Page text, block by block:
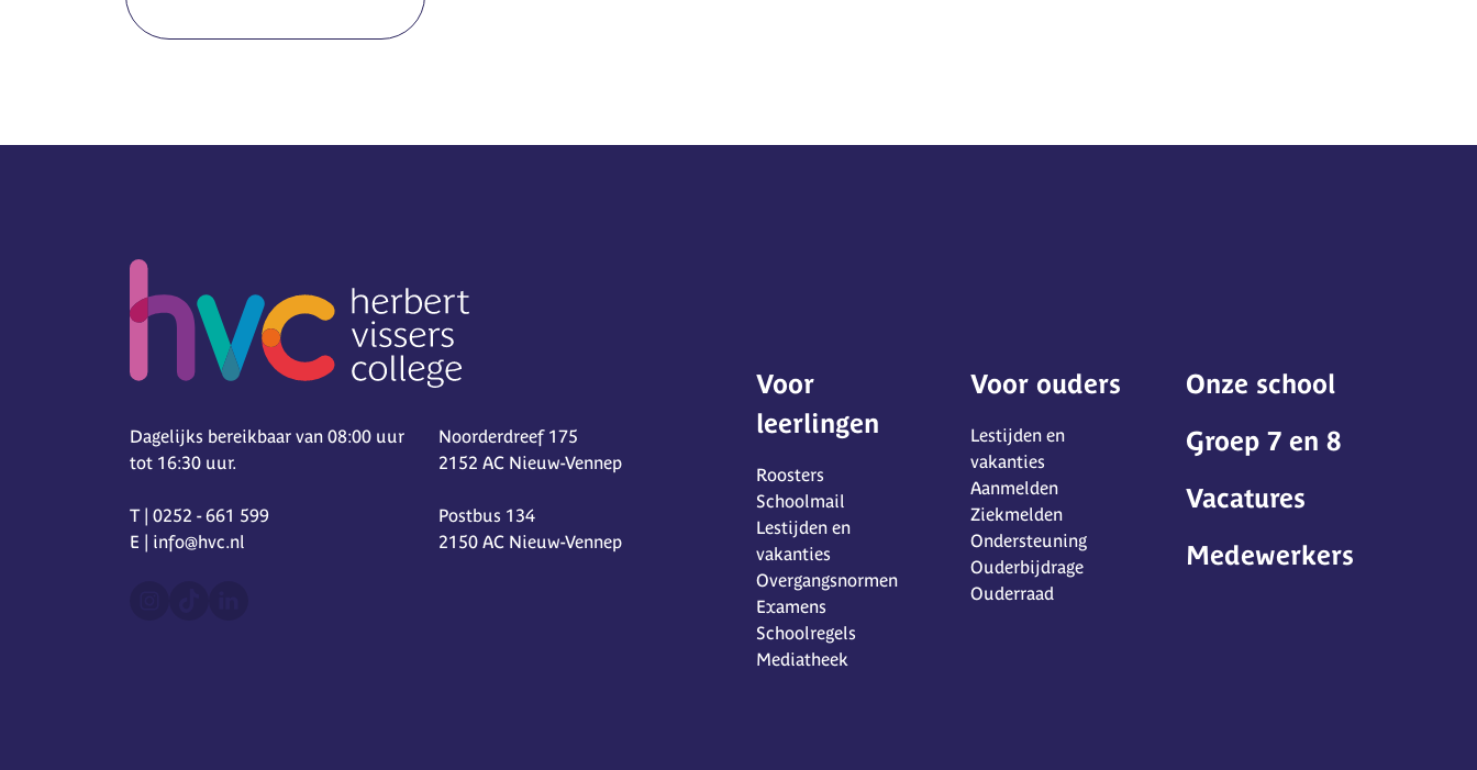
Dagelijks bereikbaar van 08:00 uur
tot 16:30 uur.
T | 0252 - 661 599
E | info@hvc.nl
Noorderdreef 175
2152 AC Nieuw-Vennep
Postbus 134
2150 AC Nieuw-Vennep
Voor
leerlingen
Roosters
Schoolmail
Lestijden en
vakanties
Overgangsnormen
Examens
Schoolregels
Mediatheek
Voor ouders
Lestijden en
vakanties
Aanmelden
Ziekmelden
Ondersteuning
Ouderbijdrage
Ouderraad
Onze school
Groep 7 en 8
Vacatures
Medewerkers